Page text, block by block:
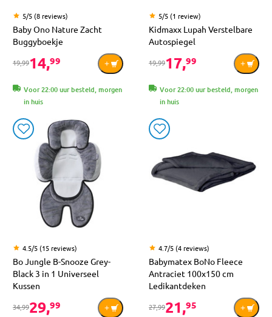
5/5 (8 reviews)
Baby Ono Nature Zacht
Buggyboekje
19,9914,99
Voor 22:00 uur besteld, morgen
in huis
5/5 (1 review)
Kidmaxx Lupah Verstelbare
Autospiegel
19,9917,99
Voor 22:00 uur besteld, morgen
in huis
4.5/5 (15 reviews)
Bo Jungle B-Snooze Grey-
Black 3 in 1 Universeel
Kussen
34,9929,99
4.7/5 (4 reviews)
Babymatex BoNo Fleece
Antraciet 100x150 cm
Ledikantdeken
27,9921,95